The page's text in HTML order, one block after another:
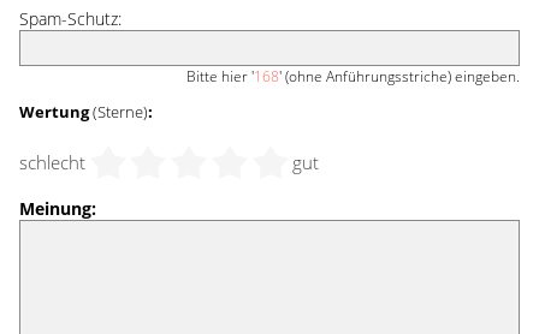
Spam-Schutz:
Bitte hier '168' (ohne Anführungsstriche) eingeben.
Wertung(Sterne):
schlecht gut
Meinung: